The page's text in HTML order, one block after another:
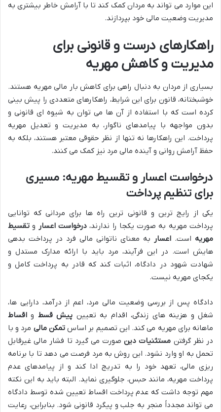
این موارد می تواند به مردان کمک کند تا با آرامش خاطر بیشتری به
مدیریت وضعیت مالی خود بپردازند.
راهکارهای درست وقانونی برای
مدیریت و کاهش مهریه
بسیاری از مردان به دنبال راهی برای کاهش بار مالی مهریه هستند.
خوشبختانه، قانون برای این شرایط، راهکارهای متعددی را پیش بینی
کرده است که با استفاده از آن ها می توان به شیوه ای قانونی و
بدون مواجهه با پیامدهای ناگوار، به مدیریت و تعدیل مهریه
پرداخت. این راهکارها نه تنها از نظر حقوقی معتبر هستند، بلکه به
حفظ آرامش روانی و آینده مالی مرد نیز کمک می کنند.
درخواست اعسار و تقسیط مهریه: مسیری
برای تنظیم پرداخت
یکی از رایج ترین و قانونی ترین راه ها برای مردانی که توانایی
پرداخت مهریه به صورت یکجا را ندارند،درخواست اعسار و تقسیط
مهریه است. اعسار به معنای ناتوانی مالی فرد در پرداخت بدهی
هایش است. در این فرآیند، مرد باید با ارائه مدارک مستدل و
شهادت شهود در دادگاه، اثبات کند که قادر به پرداخت کامل و
یکجای مهریه نیست.
دادگاه پس از بررسی وضعیت مالی مرد، اعم از درآمد، دارایی ها،
شغل و هزینه های زندگی، اقدام به تعیین پیش قسط و اقساط
ماهانه برای مهریه می کند. این تصمیم بر اساستمکن مالی مرد و با
در نظر گرفتن مستثنیات دینصورت می گیرد تا فشار مالی غیرقابل
تحمل به او وارد نشود. این روش به مرد فرصت می دهد تا با برنامه
ریزی مالی، تعهد خود را به تدریج ادا کند و از پیامدهای عدم
پرداخت مهریه، مانند حبس، جلوگیری نماید. البته باید به این نکته
مهم توجه داشت که عدم پرداخت اقساط تعیین شده توسط دادگاه
می تواند مجدداً منجر به جلب و پیگرد قانونی شود. بنابراین، رعایت